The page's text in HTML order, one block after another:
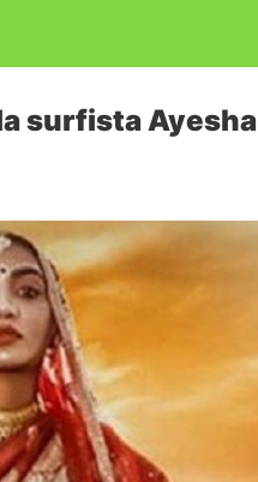
surfista Ayesha